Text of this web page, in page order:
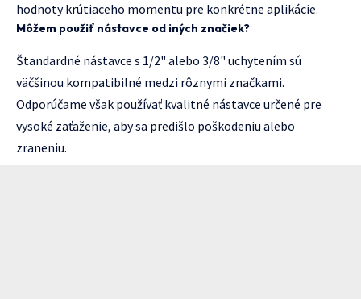
hodnoty krútiaceho momentu pre konkrétne aplikácie.
Môžem použiť nástavce od iných značiek?
Štandardné nástavce s 1/2" alebo 3/8" uchytením sú
väčšinou kompatibilné medzi rôznymi značkami.
Odporúčame však používať kvalitné nástavce určené pre
vysoké zaťaženie, aby sa predišlo poškodeniu alebo
zraneniu.